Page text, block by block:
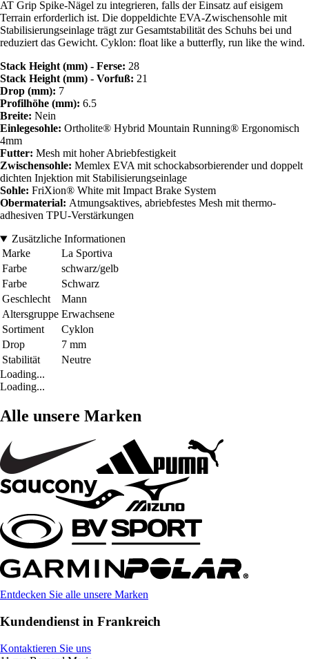
AT Grip Spike-Nägel zu integrieren, falls der Einsatz auf eisigem
Terrain erforderlich ist. Die doppeldichte EVA-Zwischensohle mit
Stabilisierungseinlage trägt zur Gesamtstabilität des Schuhs bei und
reduziert das Gewicht. Cyklon: float like a butterfly, run like the wind.
Stack Height (mm) - Ferse: 28
Stack Height (mm) - Vorfuß: 21
Drop (mm): 7
Profilhöhe (mm): 6.5
Breite: Nein
Einlegesohle: Ortholite® Hybrid Mountain Running® Ergonomisch
4mm
Futter: Mesh mit hoher Abriebfestigkeit
Zwischensohle: Memlex EVA mit schockabsorbierender und doppelt
dichten Injektion mit Stabilisierungseinlage
Sohle: FriXion® White mit Impact Brake System
Obermaterial: Atmungsaktives, abriebfestes Mesh mit thermo-
adhesiven TPU-Verstärkungen
Zusätzliche Informationen
Marke
La Sportiva
Farbe
schwarz/gelb
Farbe
Schwarz
Geschlecht
Mann
Altersgruppe Erwachsene
Sortiment
Cyklon
Drop
7 mm
Stabilität
Neutre
Loading...
Loading...
Alle unsere Marken
Entdecken Sie alle unsere Marken
Kundendienst in Frankreich
Kontaktieren Sie uns